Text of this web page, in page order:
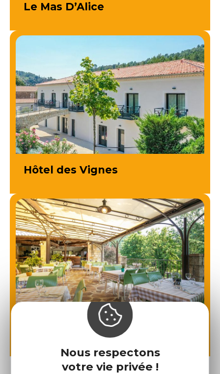
Nous respectons
votre vie privée !
Le Mas D’Alice
Hôtel des Vignes
Auberge des Ranchisses